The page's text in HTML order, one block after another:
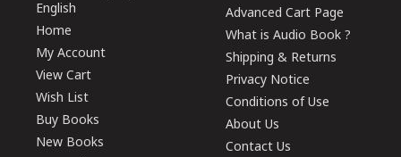
English
Home
My Account
View Cart
Wish List
Buy Books
New Books
Advanced Cart Page
What is Audio Book ?
Shipping & Returns
Privacy Notice
Conditions of Use
About Us
Contact Us